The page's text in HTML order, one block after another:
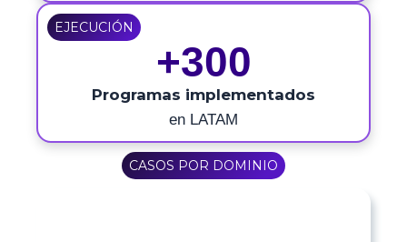
EJECUCIÓN
+300
Programas implementados
en LATAM
CASOS POR DOMINIO